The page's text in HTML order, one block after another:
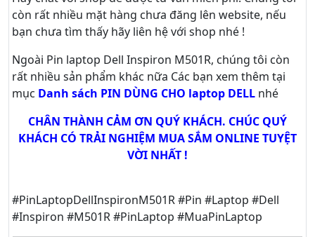
còn rất nhiều mặt hàng chưa đăng lên website, nếu
bạn chưa tìm thấy hãy liên hệ với shop nhé !
Ngoài Pin laptop Dell Inspiron M501R, chúng tôi còn
rất nhiều sản phẩm khác nữa Các bạn xem thêm tại
mục Danh sách PIN DÙNG CHO laptop DELL nhé
CHÂN THÀNH CẢM ƠN QUÝ KHÁCH. CHÚC QUÝ
KHÁCH CÓ TRẢI NGHIỆM MUA SẮM ONLINE TUYỆT
VỜI NHẤT !
#PinLaptopDellInspironM501R #Pin #Laptop #Dell
#Inspiron #M501R #PinLaptop #MuaPinLaptop